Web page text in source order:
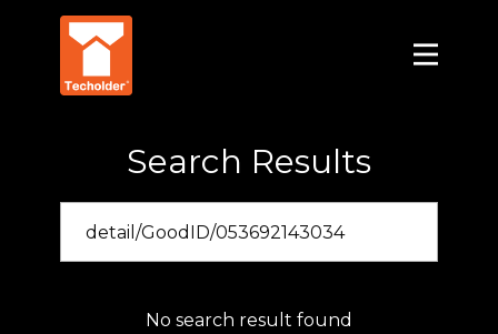
Search Results
No search result found